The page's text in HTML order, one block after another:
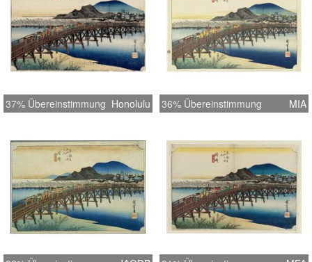
37% Übereinstimmung Honolulu 36% Übereinstimmung MIA